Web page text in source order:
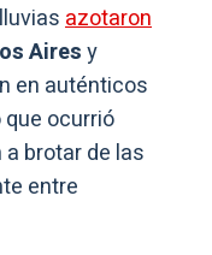
azotaron
Airesy
en auténticos
ocurrió
brotar de las
entre